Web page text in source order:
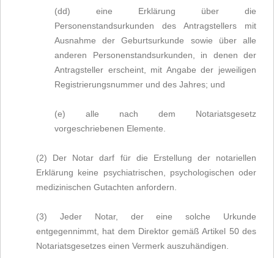
(dd) eine Erklärung über die
Personenstandsurkunden des Antragstellers mit
Ausnahme der Geburtsurkunde sowie über alle
anderen Personenstandsurkunden, in denen der
Antragsteller erscheint, mit Angabe der jeweiligen
Registrierungsnummer und des Jahres; und
(e) alle nach dem Notariatsgesetz
vorgeschriebenen Elemente.
(2) Der Notar darf für die Erstellung der notariellen
Erklärung keine psychiatrischen, psychologischen oder
medizinischen Gutachten anfordern.
(3) Jeder Notar, der eine solche Urkunde
entgegennimmt, hat dem Direktor gemäß Artikel 50 des
Notariatsgesetzes einen Vermerk auszuhändigen.